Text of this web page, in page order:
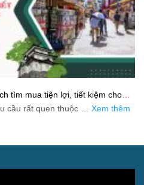
tìm mua tiện lợi, tiết kiệm cho
cầu rất quen thuộc … Xem thêm